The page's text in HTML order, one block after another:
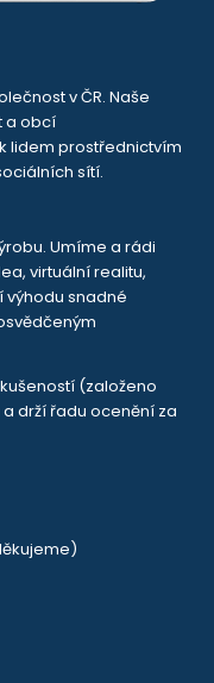
v ČR. Naše
a obcí
lidem prostřednictvím
sítí.
Umíme a rádi
virtuální realitu,
výhodu snadné
(založeno
drží řadu ocenění za